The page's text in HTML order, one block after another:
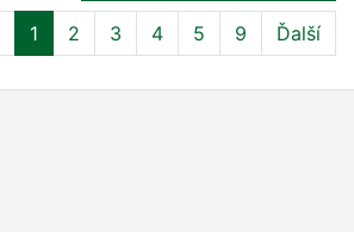
1 2 3 4 5 9 Ďalší